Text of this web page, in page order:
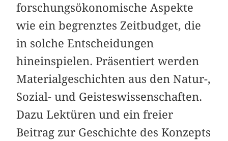
forschungsökonomische Aspekte
wie ein begrenztes Zeitbudget, die
in solche Entscheidungen
hineinspielen. Präsentiert werden
Materialgeschichten aus den Natur-,
Sozial- und Geisteswissenschaften.
Dazu Lektüren und ein freier
Beitrag zur Geschichte des Konzepts